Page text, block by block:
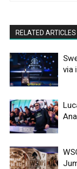
RELATED ARTICLES
via